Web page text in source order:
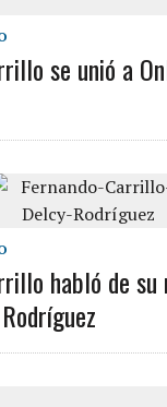
se unió a
habló de